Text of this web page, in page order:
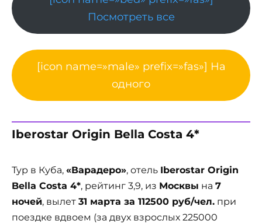
Посмотреть все
[icon name=»male» prefix=»fas»] На
одного
Iberostar Origin Bella Costa 4*
Тур в Куба, «Варадеро», отель Iberostar Origin
Bella Costa 4*, рейтинг 3,9, из Москвы на 7
ночей, вылет 31 марта за 112500 руб/чел. при
поездке вдвоем (за двух взрослых 225000